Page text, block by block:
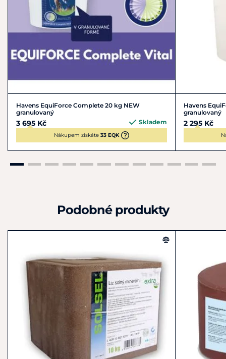
Havens EquiForce Complete 20 kg NEW
granulovaný
3 695 Kč Skladem
Nákupem získáte 33 EQK
Havens
granulovaný
2 295 Kč
Podobné produkty